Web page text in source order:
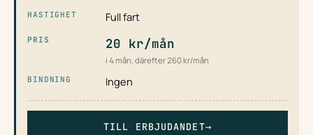
Full fart
20 kr/mån
i 4 mån, därefter 260 kr/mån
Ingen
TILL ERBJUDANDET→